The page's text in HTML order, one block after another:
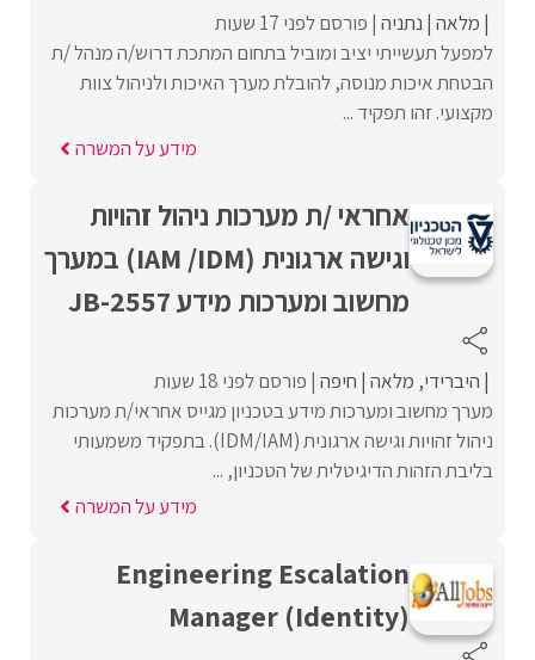
מלאה נתניה פורסם לפני 17 שעות
למפעל תעשייתי יציב ומוביל בתחום המתכת דרוש/ה מנהל /ת
הבטחת איכות מנוסה, להובלת מערך האיכות ולניהול צוות
מקצועי. זהו תפקיד ...
מידע על המשרה
אחראי /ת מערכות ניהול זהויות
וגישה ארגונית (IAM /IDM) במערך
מחשוב ומערכות מידע JB-2557
היברידי מלאה חיפה פורסם לפני 18 שעות
מערך מחשוב ומערכות מידע בטכניון מגייס אחראי/ת מערכות
ניהול זהויות וגישה ארגונית (IDM/IAM). בתפקיד משמעותי
בליבת הזהות הדיגיטלית של הטכניון, ...
מידע על המשרה
Engineering Escalation
Manager (Identity)